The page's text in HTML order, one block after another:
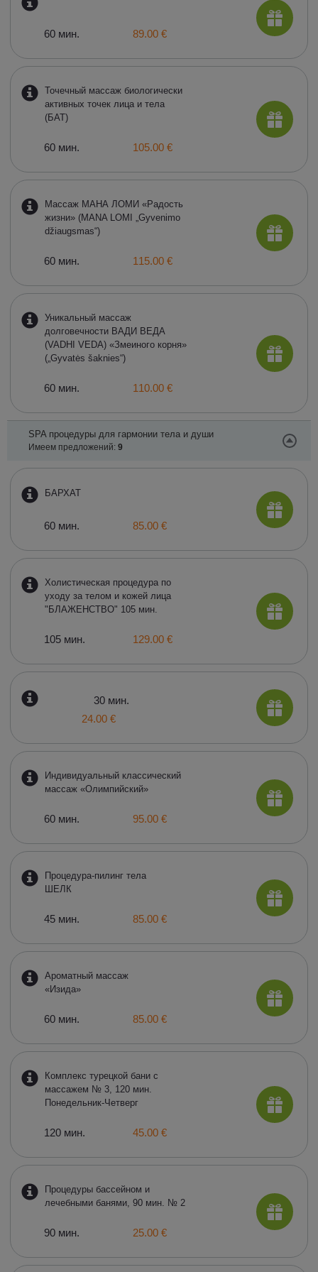
60 мин. 89.00 €
Точечный массаж биологически
активных точек лица и тела
(БАТ)
60 мин. 105.00 €
Массаж МАНА ЛОМИ «Радость
жизни» (MANA LOMI „Gyvenimo
džiaugsmas“)
60 мин. 115.00 €
Уникальный массаж
долговечности ВАДИ ВЕДА
(VADHI VEDA) «Змеиного корня»
(„Gyvatės šakniеs“)
60 мин. 110.00 €
SPA процедуры для гармонии тела и души
Имеем предложений: 9
БАРХАТ
60 мин. 85.00 €
Холистическая процедура по
уходу за телом и кожей лица
"БЛАЖЕНСТВО" 105 мин.
105 мин. 129.00 €
30 мин.
24.00 €
Индивидуальный классический
массаж «Олимпийский»
60 мин. 95.00 €
Процедура-пилинг тела
ШЕЛК
45 мин. 85.00 €
Ароматный массаж
«Изида»
60 мин. 85.00 €
Комплекс турецкой бани с
массажем № 3, 120 мин.
Понедельник-Четверг
120 мин. 45.00 €
Процедуры бассейном и
лечебными банями, 90 мин. № 2
90 мин. 25.00 €